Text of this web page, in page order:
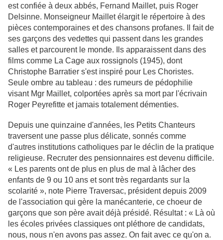
est confiée à deux abbés, Fernand Maillet, puis Roger
Delsinne. Monseigneur Maillet élargit le répertoire à des
pièces contemporaines et des chansons profanes. Il fait de
ses garçons des vedettes qui passent dans les grandes
salles et parcourent le monde. Ils apparaissent dans des
films comme La Cage aux rossignols (1945), dont
Christophe Barratier s'est inspiré pour Les Choristes.
Seule ombre au tableau : des rumeurs de pédophilie
visant Mgr Maillet, colportées après sa mort par l'écrivain
Roger Peyrefitte et jamais totalement démenties.
Depuis une quinzaine d'années, les Petits Chanteurs
traversent une passe plus délicate, sonnés comme
d'autres institutions catholiques par le déclin de la pratique
religieuse. Recruter des pensionnaires est devenu difficile.
« Les parents ont de plus en plus de mal à lâcher des
enfants de 9 ou 10 ans et sont très regardants sur la
scolarité », note Pierre Traversac, président depuis 2009
de l'association qui gère la manécanterie, ce choeur de
garçons que son père avait déjà présidé. Résultat : « Là où
les écoles privées classiques ont pléthore de candidats,
nous, nous n'en avons pas assez. On fait avec ce qu'on a.